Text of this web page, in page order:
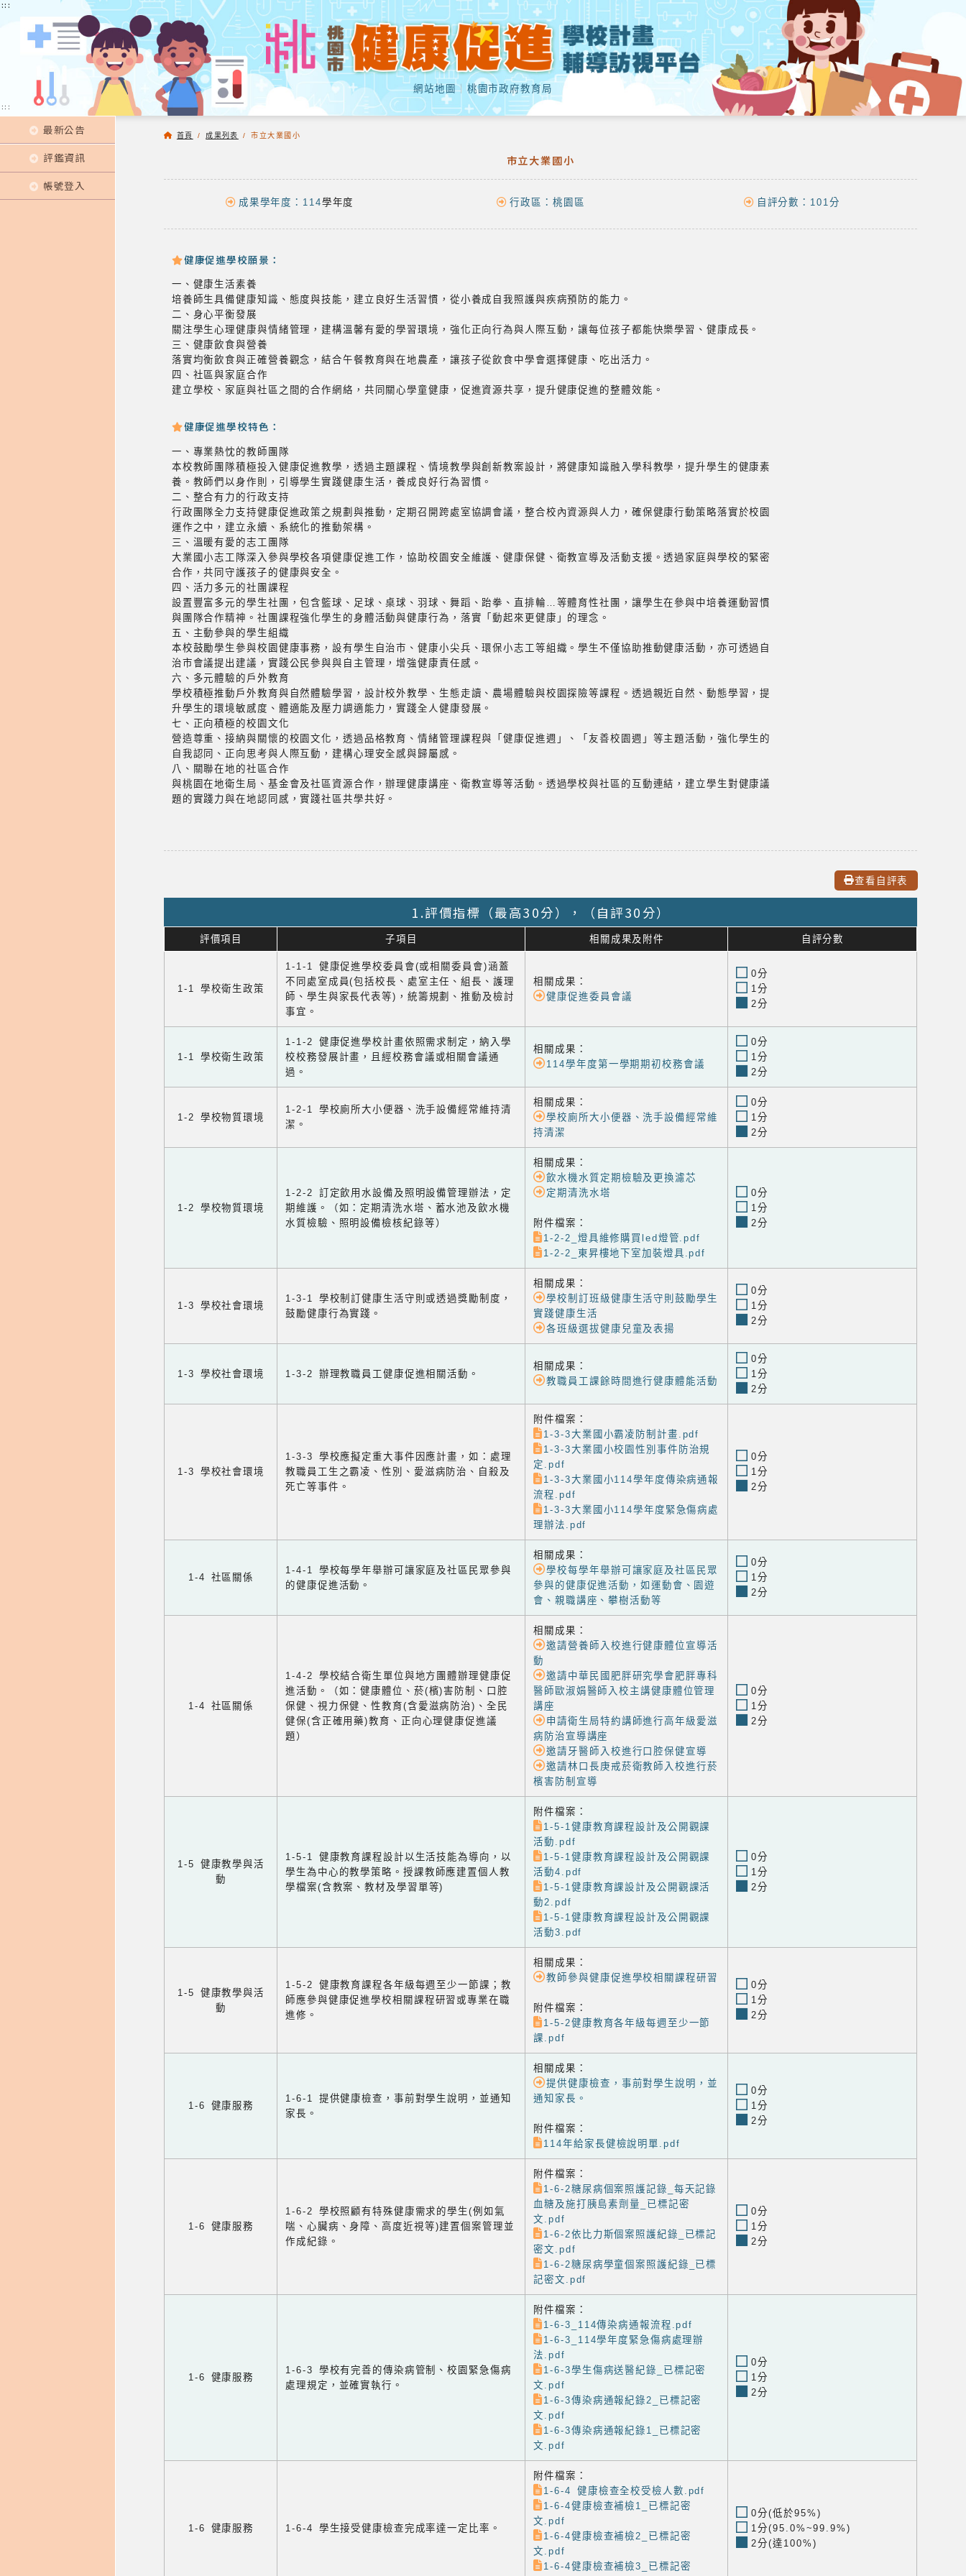
:::
網站地圖｜ 桃園市政府教育局
:::
最新公告
評鑑資訊
帳號登入
首頁 /成果列表 / 市立大業國小
市立大業國小
成果學年度：114學年度 行政區： 桃園區 自評分數： 101分
健康促進學校願景：
一、健康生活素養
培養師生具備健康知識、態度與技能，建立良好生活習慣，從小養成自我照護與疾病預防的能力。
二、身心平衡發展
關注學生心理健康與情緒管理，建構溫馨有愛的學習環境，強化正向行為與人際互動，讓每位孩子都能快樂學習、健康成長。
三、健康飲食與營養
落實均衡飲食與正確營養觀念，結合午餐教育與在地農產，讓孩子從飲食中學會選擇健康、吃出活力。
四、社區與家庭合作
建立學校、家庭與社區之間的合作網絡，共同關心學童健康，促進資源共享，提升健康促進的整體效能。
健康促進學校特色：
一、專業熱忱的教師團隊
本校教師團隊積極投入健康促進教學，透過主題課程、情境教學與創新教案設計，將健康知識融入學科教學，提升學生的健康素
養。教師們以身作則，引導學生實踐健康生活，養成良好行為習慣。
二、整合有力的行政支持
行政團隊全力支持健康促進政策之規劃與推動，定期召開跨處室協調會議，整合校內資源與人力，確保健康行動策略落實於校園
運作之中，建立永續、系統化的推動架構。
三、溫暖有愛的志工團隊
大業國小志工隊深入參與學校各項健康促進工作，協助校園安全維護、健康保健、衛教宣導及活動支援。透過家庭與學校的緊密
合作，共同守護孩子的健康與安全。
四、活力多元的社團課程
設置豐富多元的學生社團，包含籃球、足球、桌球、羽球、舞蹈、跆拳、直排輪…等體育性社團，讓學生在參與中培養運動習慣
與團隊合作精神。社團課程強化學生的身體活動與健康行為，落實「動起來更健康」的理念。
五、主動參與的學生組織
本校鼓勵學生參與校園健康事務，設有學生自治市、健康小尖兵、環保小志工等組織。學生不僅協助推動健康活動，亦可透過自
治市會議提出建議，實踐公民參與與自主管理，增強健康責任感。
六、多元體驗的戶外教育
學校積極推動戶外教育與自然體驗學習，設計校外教學、生態走讀、農場體驗與校園探險等課程。透過親近自然、動態學習，提
升學生的環境敏感度、體適能及壓力調適能力，實踐全人健康發展。
七、正向積極的校園文化
營造尊重、接納與關懷的校園文化，透過品格教育、情緒管理課程與「健康促進週」、「友善校園週」等主題活動，強化學生的
自我認同、正向思考與人際互動，建構心理安全感與歸屬感。
八、關聯在地的社區合作
與桃園在地衛生局、基金會及社區資源合作，辦理健康講座、衛教宣導等活動。透過學校與社區的互動連結，建立學生對健康議
題的實踐力與在地認同感，實踐社區共學共好。
查看自評表
1.評價指標（最高30分），（自評30分）
評價項目 子項目 相關成果及附件 自評分數
1-1 學校衛生政策
1-1-1 健康促進學校委員會(或相關委員會)涵蓋
不同處室成員(包括校長、處室主任、組長、護理
師、學生與家長代表等)，統籌規劃、推動及檢討
事宜。
相關成果：
健康促進委員會議
0分
1分
2分
1-1 學校衛生政策
1-1-2 健康促進學校計畫依照需求制定，納入學
校校務發展計畫，且經校務會議或相關會議通
過。
相關成果：
114學年度第一學期期初校務會議
0分
1分
2分
1-2 學校物質環境
1-2-1 學校廁所大小便器、洗手設備經常維持清
潔。
相關成果：
學校廁所大小便器、洗手設備經常維
持清潔
0分
1分
2分
1-2 學校物質環境
1-2-2 訂定飲用水設備及照明設備管理辦法，定
期維護。（如：定期清洗水塔、蓄水池及飲水機
水質檢驗、照明設備檢核紀錄等）
相關成果：
飲水機水質定期檢驗及更換濾芯
定期清洗水塔
附件檔案：
1-2-2_燈具維修購買led燈管.pdf
1-2-2_東昇樓地下室加裝燈具.pdf
0分
1分
2分
1-3 學校社會環境
1-3-1 學校制訂健康生活守則或透過獎勵制度，
鼓勵健康行為實踐。
相關成果：
學校制訂班級健康生活守則鼓勵學生
實踐健康生活
各班級選拔健康兒童及表揚
0分
1分
2分
1-3 學校社會環境 1-3-2 辦理教職員工健康促進相關活動。
相關成果：
教職員工課餘時間進行健康體能活動
0分
1分
2分
1-3 學校社會環境
1-3-3 學校應擬定重大事件因應計畫，如：處理
教職員工生之霸凌、性別、愛滋病防治、自殺及
死亡等事件。
附件檔案：
1-3-3大業國小霸凌防制計畫.pdf
1-3-3大業國小校園性別事件防治規
定.pdf
1-3-3大業國小114學年度傳染病通報
流程.pdf
1-3-3大業國小114學年度緊急傷病處
理辦法.pdf
0分
1分
2分
1-4 社區關係
1-4-1 學校每學年舉辦可讓家庭及社區民眾參與
的健康促進活動。
相關成果：
學校每學年舉辦可讓家庭及社區民眾
參與的健康促進活動，如運動會、園遊
會、親職講座、攀樹活動等
0分
1分
2分
1-4 社區關係
1-4-2 學校結合衛生單位與地方團體辦理健康促
進活動。（如：健康體位、菸(檳)害防制、口腔
保健、視力保健、性教育(含愛滋病防治)、全民
健保(含正確用藥)教育、正向心理健康促進議
題）
相關成果：
邀請營養師入校進行健康體位宣導活
動
邀請中華民國肥胖研究學會肥胖專科
醫師歐淑娟醫師入校主講健康體位管理
講座
申請衛生局特約講師進行高年級愛滋
病防治宣導講座
邀請牙醫師入校進行口腔保健宣導
邀請林口長庚戒菸衛教師入校進行菸
檳害防制宣導
0分
1分
2分
1-5 健康教學與活
動
1-5-1 健康教育課程設計以生活技能為導向，以
學生為中心的教學策略。授課教師應建置個人教
學檔案(含教案、教材及學習單等)
附件檔案：
1-5-1健康教育課程設計及公開觀課
活動.pdf
1-5-1健康教育課程設計及公開觀課
活動4.pdf
1-5-1健康教育課設計及公開觀課活
動2.pdf
1-5-1健康教育課程設計及公開觀課
活動3.pdf
0分
1分
2分
1-5 健康教學與活
動
1-5-2 健康教育課程各年級每週至少一節課；教
師應參與健康促進學校相關課程研習或專業在職
進修。
相關成果：
教師參與健康促進學校相關課程研習
附件檔案：
1-5-2健康教育各年級每週至少一節
課.pdf
0分
1分
2分
1-6 健康服務
1-6-1 提供健康檢查，事前對學生說明，並通知
家長。
相關成果：
提供健康檢查，事前對學生說明，並
通知家長。
附件檔案：
114年給家長健檢說明單.pdf
0分
1分
2分
1-6 健康服務
1-6-2 學校照顧有特殊健康需求的學生(例如氣
喘、心臟病、身障、高度近視等)建置個案管理並
作成紀錄。
附件檔案：
1-6-2糖尿病個案照護記錄_每天記錄
血糖及施打胰島素劑量_已標記密
文.pdf
1-6-2依比力斯個案照護紀錄_已標記
密文.pdf
1-6-2糖尿病學童個案照護紀錄_已標
記密文.pdf
0分
1分
2分
1-6 健康服務
1-6-3 學校有完善的傳染病管制、校園緊急傷病
處理規定，並確實執行。
附件檔案：
1-6-3_114傳染病通報流程.pdf
1-6-3_114學年度緊急傷病處理辦
法.pdf
1-6-3學生傷病送醫紀錄_已標記密
文.pdf
1-6-3傳染病通報紀錄2_已標記密
文.pdf
1-6-3傳染病通報紀錄1_已標記密
文.pdf
0分
1分
2分
1-6 健康服務 1-6-4 學生接受健康檢查完成率達一定比率。
附件檔案：
1-6-4 健康檢查全校受檢人數.pdf
1-6-4健康檢查補檢1_已標記密
文.pdf
1-6-4健康檢查補檢2_已標記密
文.pdf
1-6-4健康檢查補檢3_已標記密
0分(低於95%)
1分(95.0%~99.9%)
2分(達100%)
:::